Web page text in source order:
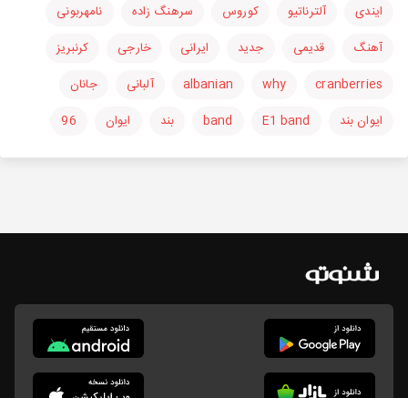
ایندی
آلترناتیو کوروس سرهنگ زاده
نامهربونی
آهنگ
قدیمی جدید ایرانی خارجی
کرنبریز
cranberries
why
albanian آلبانی
جانان
ایوان بند
E1 band
band بند ایوان 96